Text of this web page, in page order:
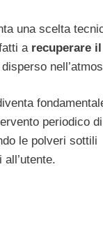
una scelta
a recuperare
periodico
le polveri sottili